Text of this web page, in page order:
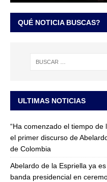
QUÉ NOTICIA BUSCAS?
ULTIMAS NOTICIAS
“Ha comenzado el tiempo
el primer discurso de
de Colombia
Abelardo de la Espriella ya
banda presidencial en